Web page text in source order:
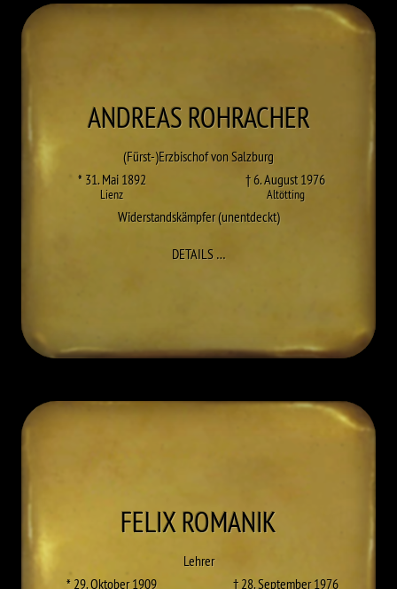
ANDREASROHRACHER
(Fürst-)Erzbischof von Salzburg
* 31. Mai 1892
Lienz
† 6. August 1976
Altötting
Widerstandskämpfer (unentdeckt)
DETAILS…ZU ANDREAS ROHRACHER
FELIXROMANIK
Lehrer
* 29. Oktober 1909
† 28. September 1976